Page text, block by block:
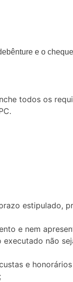
e o
todos os
estipulado,
e nem
não
e